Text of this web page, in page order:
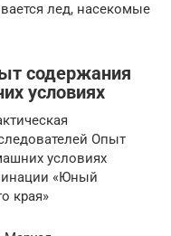
лед, насекомые
содержания
условиях
Опыт
условиях
«Юный
края»